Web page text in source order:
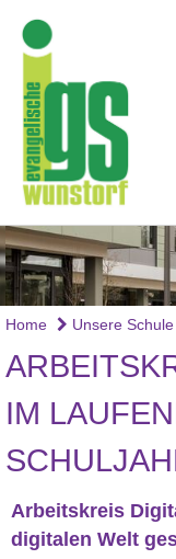
Home Unsere Schule
IM
Arbeitskreis
digitalen Welt